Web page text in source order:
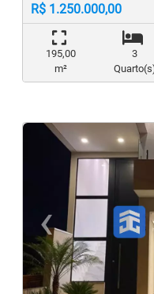
R$ 1.250.000,00
195,00
m²
3
‹